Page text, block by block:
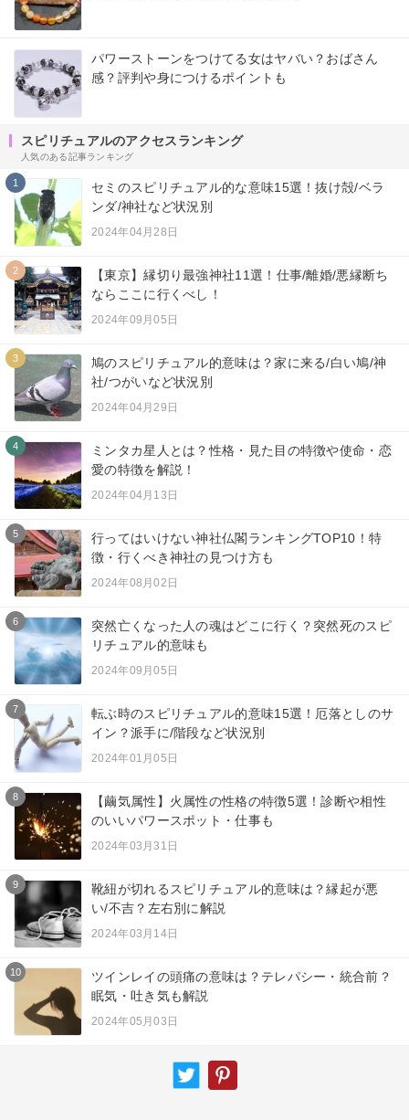
パワーストーンをつけてる女はヤバい？おばさん
感？評判や身につけるポイントも
スピリチュアルのアクセスランキング
人気のある記事ランキング
1
セミのスピリチュアル的な意味15選！抜け殻/ベラ
ンダ/神社など状況別
2024年04月28日
2
【東京】縁切り最強神社11選！仕事/離婚/悪縁断ち
ならここに行くべし！
2024年09月05日
3
鳩のスピリチュアル的意味は？家に来る/白い鳩/神
社/つがいなど状況別
2024年04月29日
4
ミンタカ星人とは？性格・見た目の特徴や使命・恋
愛の特徴を解説！
2024年04月13日
5
行ってはいけない神社仏閣ランキングTOP10！特
徴・行くべき神社の見つけ方も
2024年08月02日
6
突然亡くなった人の魂はどこに行く？突然死のスピ
リチュアル的意味も
2024年09月05日
7
転ぶ時のスピリチュアル的意味15選！厄落としのサ
イン？派手に/階段など状況別
2024年01月05日
8
【繭気属性】火属性の性格の特徴5選！診断や相性
のいいパワースポット・仕事も
2024年03月31日
9
靴紐が切れるスピリチュアル的意味は？縁起が悪
い/不吉？左右別に解説
2024年03月14日
10
ツインレイの頭痛の意味は？テレパシー・統合前？
眠気・吐き気も解説
2024年05月03日